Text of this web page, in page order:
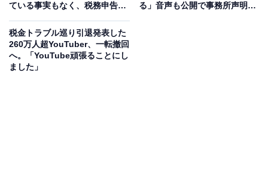
ている事実もなく、税務申告の
能」
る」音声も公開で事務所声明文
税金トラブル巡り引退発表した
260万人超YouTuber、一転撤回
へ。「YouTube頑張ることにし
ました」